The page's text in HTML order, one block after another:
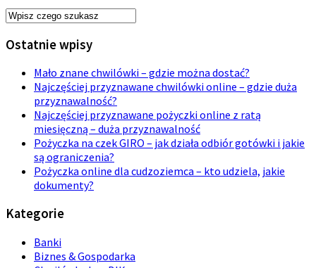
Ostatnie wpisy
Mało znane chwilówki – gdzie można dostać?
Najczęściej przyznawane chwilówki online – gdzie duża
przyznawalność?
Najczęściej przyznawane pożyczki online z ratą
miesięczną – duża przyznawalność
Pożyczka na czek GIRO – jak działa odbiór gotówki i jakie
są ograniczenia?
Pożyczka online dla cudzoziemca – kto udziela, jakie
dokumenty?
Kategorie
Banki
Biznes & Gospodarka